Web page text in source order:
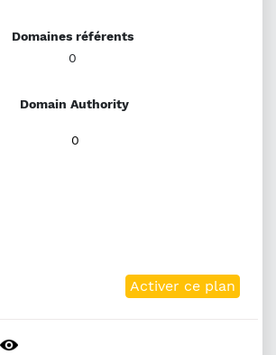
Domaines référents
0
Domain Authority
0
Activer ce plan